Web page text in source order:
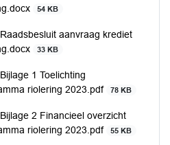
54 KB
aanvraag krediet
33 KB
1 Toelichting
riolering 2023.pdf
78 KB
2 Financieel overzicht
riolering 2023.pdf
55 KB